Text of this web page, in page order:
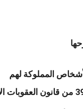
المملوكة لهم